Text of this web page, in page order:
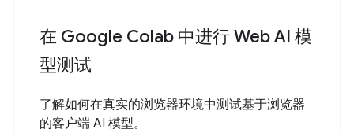
在 Google Colab 中进行 Web AI 模
型测试
了解如何在真实的浏览器环境中测试基于浏览器
的客户端 AI 模型。